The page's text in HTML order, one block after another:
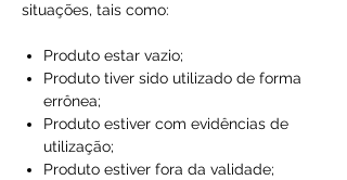
situações, tais como:
Produto estar vazio;
Produto tiver sido utilizado de forma
errônea;
Produto estiver com evidências de
utilização;
Produto estiver fora da validade;